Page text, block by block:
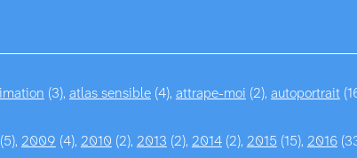
(3), atlas sensible(4), attrape-moi (2), autoportrait
(5), 2009 (4), 2010 (2), 2013 (2), 2014(2), 2015 (15), 2016